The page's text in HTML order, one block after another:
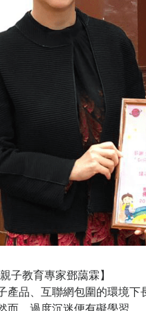
子教育專家鄧藹霖】
產品、互聯網包圍的環境下